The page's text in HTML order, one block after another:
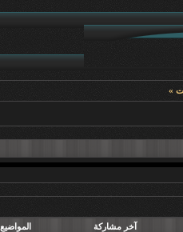
»
آخر مشاركة المواضيع